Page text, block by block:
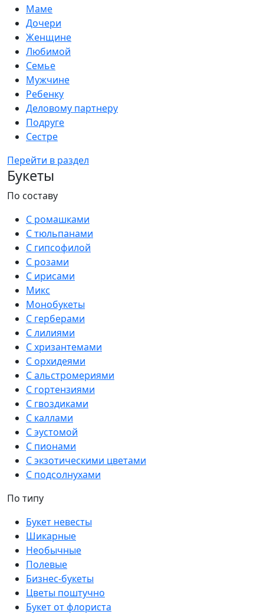
Маме
Дочери
Женщине
Любимой
Семье
Мужчине
Ребенку
Деловому партнеру
Подруге
Сестре
Перейти в раздел
Букеты
По составу
С ромашками
С тюльпанами
С гипсофилой
С розами
С ирисами
Микс
Монобукеты
С герберами
С лилиями
С хризантемами
С орхидеями
С альстромериями
С гортензиями
С гвоздиками
С каллами
С эустомой
С пионами
С экзотическими цветами
С подсолнухами
По типу
Букет невесты
Шикарные
Необычные
Полевые
Бизнес-букеты
Цветы поштучно
Букет от флориста